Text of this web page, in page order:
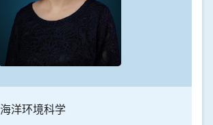
海洋环境科学